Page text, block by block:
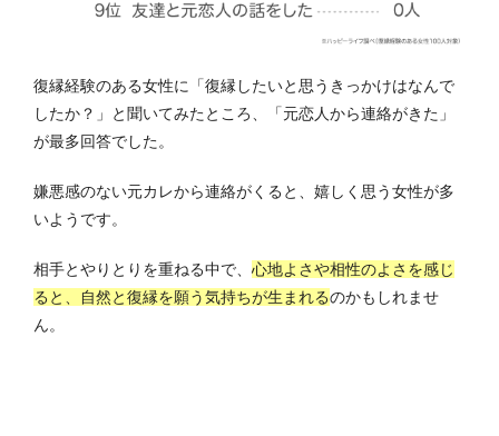
復縁経験のある女性に「復縁したいと思うきっかけはなんで
したか？」と聞いてみたところ、「元恋人から連絡がきた」
が最多回答でした。
嫌悪感のない元カレから連絡がくると、嬉しく思う女性が多
いようです。
相手とやりとりを重ねる中で、 心地よさや相性のよさを感じ
ると、自然と復縁を願う気持ちが生まれるのかもしれませ
ん。